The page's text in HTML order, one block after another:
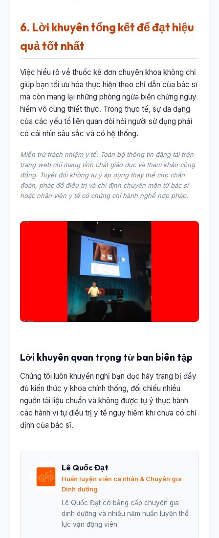
6. Lời khuyên tổng kết để đạt hiệu
quả tốt nhất
Việc hiểu rõ về thuốc kê đơn chuyên khoa không chỉ
giúp bạn tối ưu hóa thực hiện theo chỉ dẫn của bác sĩ
mà còn mang lại những phòng ngừa biến chứng nguy
hiểm vô cùng thiết thực. Trong thực tế, sự đa dạng
của các yếu tố liên quan đòi hỏi người sử dụng phải
có cái nhìn sâu sắc và có hệ thống.
Miễn trừ trách nhiệm y tế: Toàn bộ thông tin đăng tải trên
trang web chỉ mang tính chất giáo dục và tham khảo cộng
đồng. Tuyệt đối không tự ý áp dụng thay thế cho chẩn
đoán, phác đồ điều trị và chỉ định chuyên môn từ bác sĩ
hoặc nhân viên y tế có chứng chỉ hành nghề hợp pháp.
Lời khuyên quan trọng từ ban biên tập
Chúng tôi luôn khuyến nghị bạn đọc hãy trang bị đầy
đủ kiến thức y khoa chính thống, đối chiếu nhiều
nguồn tài liệu chuẩn và không được tự ý thực hành
các hành vi tự điều trị y tế nguy hiểm khi chưa có chỉ
định của bác sĩ.
Lê Quốc Đạt
Huấn luyện viên cá nhân & Chuyên gia
Dinh dưỡng
Lê Quốc Đạt có bằng cấp chuyên gia
dinh dưỡng và nhiều năm huấn luyện thể
lực vận động viên.